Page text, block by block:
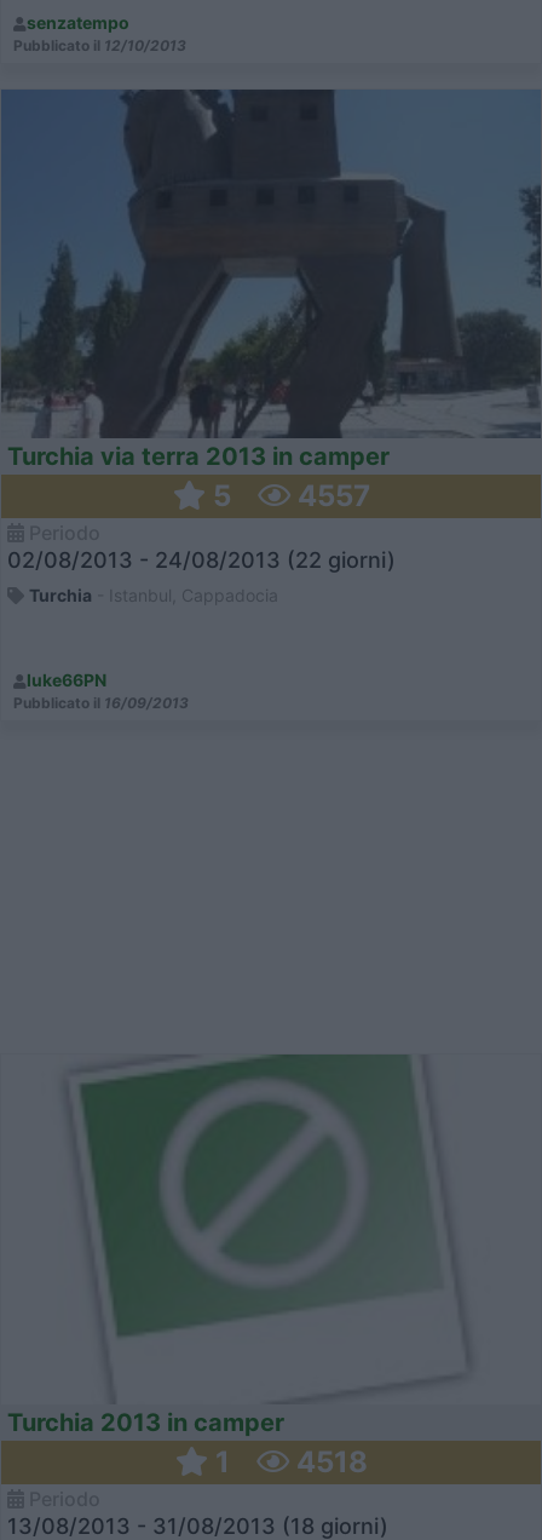
senzatempo
Pubblicato il 12/10/2013
Turchia via terra 2013 in camper
5 4557
02/08/2013 - 24/08/2013 (22 giorni)
Turchia - Istanbul, Cappadocia
luke66PN
Pubblicato il 16/09/2013
Turchia 2013 in camper
1 4518
13/08/2013 - 31/08/2013 (18 giorni)